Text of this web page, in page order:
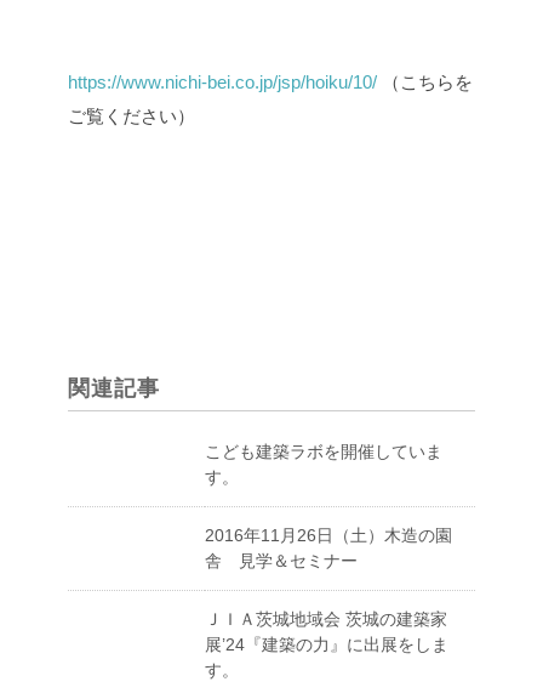
https://www.nichi-bei.co.jp/jsp/hoiku/10/
（こちらを
ご覧ください）
関連記事
こども建築ラボを開催していま
す。
2016年11月26日（土）木造の園
舎 見学＆セミナー
ＪＩＡ茨城地域会 茨城の建築家
展’24『建築の力』に出展をしま
す。